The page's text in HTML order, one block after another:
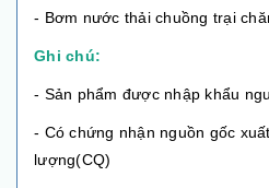
- Bơm nước thải chuồng trại
Ghi chú:
- Sản phẩm được nhập khẩu
- Có chứng nhận nguồn gốc
lượng(CQ)